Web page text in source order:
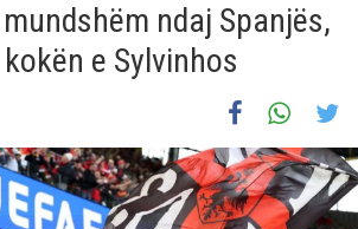
ndaj Spanjës,
e Sylvinhos